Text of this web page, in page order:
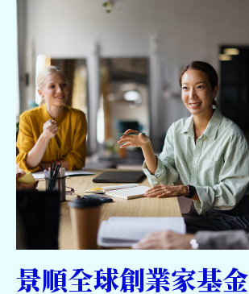
我們的基金
投資觀點
投資教育
服務中心
永續專區
關於景順
景順全球創業家基金